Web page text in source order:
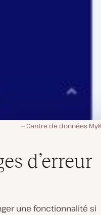
Centre de données
d’erreur
une fonctionnalité si